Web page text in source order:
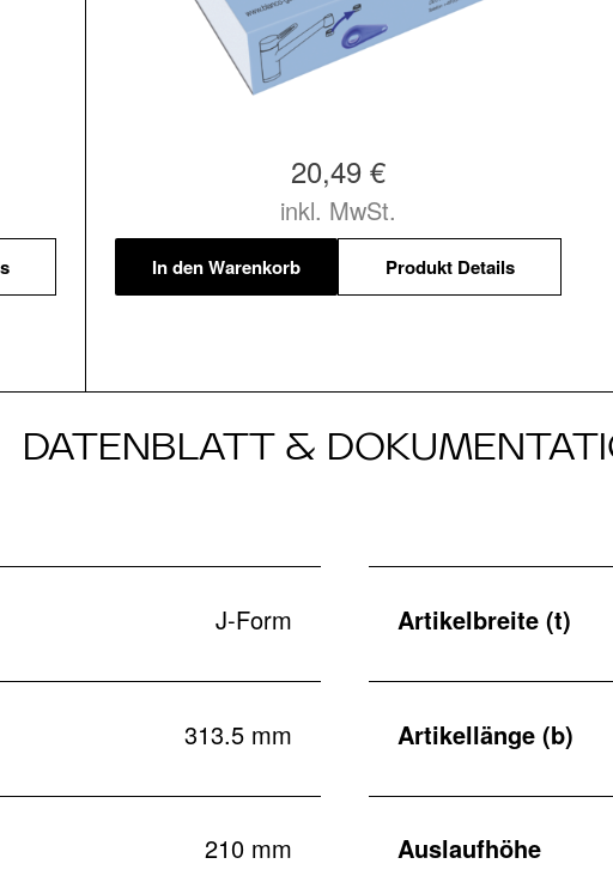
20,49 €
inkl. MwSt.
In den Warenkorb Produkt Details
DATENBLATT &
J-Form Artikelbreite (t)
313.5 mm Artikellänge (b)
210 mm Auslaufhöhe